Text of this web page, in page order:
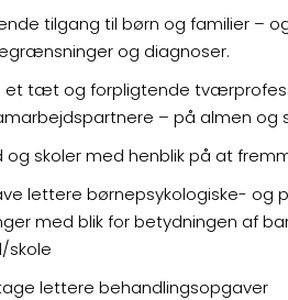
tilgang til børn og familier –
og diagnoser.
et tæt og forpligtende
– på almen og
skoler med henblik på at
lettere børnepsykologiske- og
med blik for betydningen af
skole
lettere behandlingsopgaver